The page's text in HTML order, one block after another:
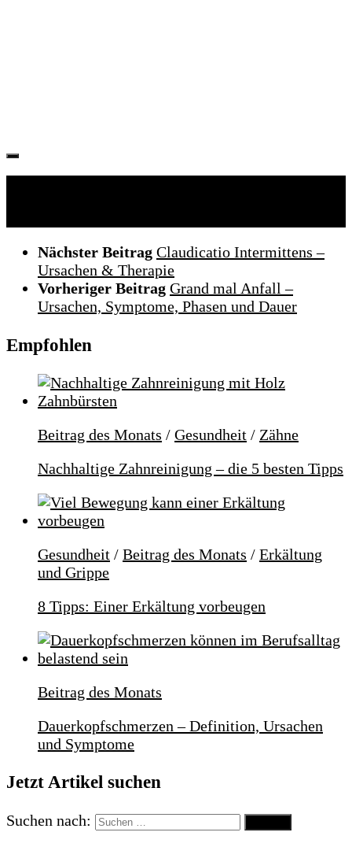
Nächster Beitrag Claudicatio Intermittens –
Ursachen & Therapie
Vorheriger Beitrag Grand mal Anfall –
Ursachen, Symptome, Phasen und Dauer
Empfohlen
Beitrag des Monats / Gesundheit / Zähne
Nachhaltige Zahnreinigung – die 5 besten Tipps
Gesundheit / Beitrag des Monats / Erkältung
und Grippe
8 Tipps: Einer Erkältung vorbeugen
Beitrag des Monats
Dauerkopfschmerzen – Definition, Ursachen
und Symptome
Jetzt Artikel suchen
Suchen nach: